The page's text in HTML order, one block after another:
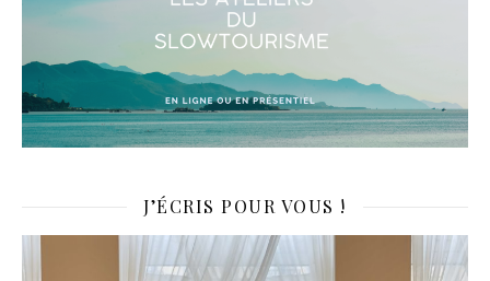
J’ÉCRIS POUR VOUS !